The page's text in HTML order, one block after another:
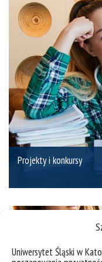
Uniwersytet Śląski w
Projekty i konkursy